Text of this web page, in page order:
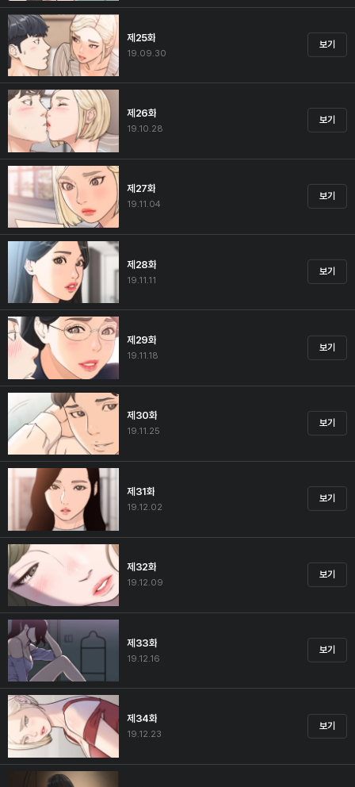
제25화
19.09.30
보기
제26화
19.10.28
보기
제27화
19.11.04
보기
제28화
19.11.11
보기
제29화
19.11.18
보기
제30화
19.11.25
보기
제31화
19.12.02
보기
제32화
19.12.09
보기
제33화
19.12.16
보기
제34화
19.12.23
보기